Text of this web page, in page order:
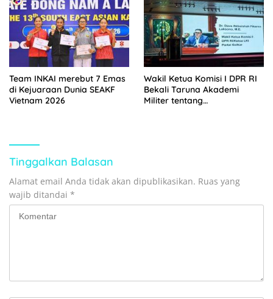
Ada Apa?
Team INKAI merebut 7 Emas
di Kejuaraan Dunia SEAKF
Vietnam 2026
Wakil Ketua Komisi I DPR RI
Bekali Taruna Akademi
Militer tentang
Tinggalkan Balasan
Alamat email Anda tidak akan dipublikasikan. Ruas yang
wajib ditandai *